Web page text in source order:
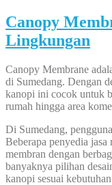
Canopy
Lingkungan
Canopy Membrane
di Sumedang. Dengan
kanopi ini cocok untuk
rumah hingga area
Di Sumedang,
Beberapa penyedia
membran dengan
banyaknya pilihan
kanopi sesuai